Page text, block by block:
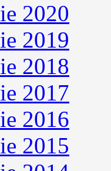
2020
2019
2018
2017
2016
2015